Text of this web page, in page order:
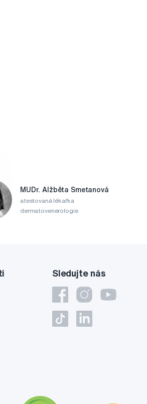
MUDr. Alžběta Smetanová
atestovaná lékařka
dermatovenerologie
Sledujte nás